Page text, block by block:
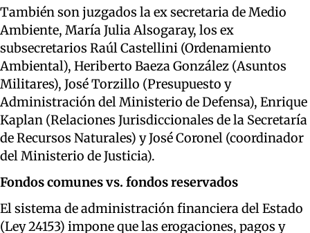
También son juzgados la ex secretaria de Medio
Ambiente, María Julia Alsogaray, los ex
subsecretarios Raúl Castellini (Ordenamiento
Ambiental), Heriberto Baeza González (Asuntos
Militares), José Torzillo (Presupuesto y
Administración del Ministerio de Defensa), Enrique
Kaplan (Relaciones Jurisdiccionales de la Secretaría
de Recursos Naturales) y José Coronel (coordinador
del Ministerio de Justicia).
Fondos comunes vs. fondos reservados
El sistema de administración financiera del Estado
(Ley 24153) impone que las erogaciones, pagos y